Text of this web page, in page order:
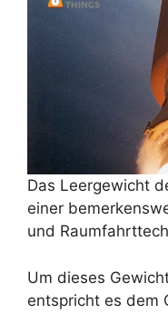
Das Leergewicht
einer
und
Um dieses
entspricht es dem